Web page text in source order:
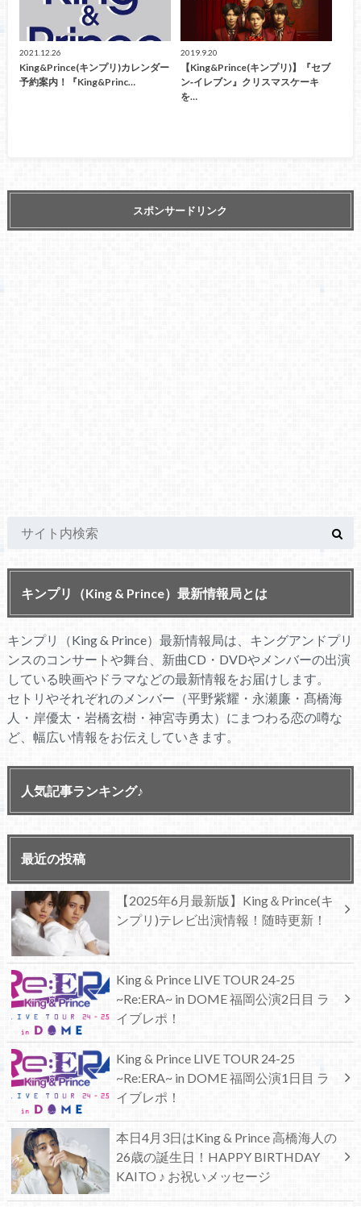
2021.12.26
King&Prince(キンプリ)カレンダー
予約案内！『King&Princ…
2019.9.20
【King&Prince(キンプリ)】『セブ
ン‐イレブン』クリスマスケーキ
を…
スポンサードリンク
キンプリ（King & Prince）最新情報局とは
キンプリ（King & Prince）最新情報局は、キングアンドプリ
ンスのコンサートや舞台、新曲CD・DVDやメンバーの出演
している映画やドラマなどの最新情報をお届けします。
セトリやそれぞれのメンバー（平野紫耀・永瀬廉・髙橋海
人・岸優太・岩橋玄樹・神宮寺勇太）にまつわる恋の噂な
ど、幅広い情報をお伝えしていきます。
人気記事ランキング♪
最近の投稿
【2025年6月最新版】King＆Prince(キ
ンプリ)テレビ出演情報！随時更新！
King & Prince LIVE TOUR 24-25
~Re:ERA~ in DOME 福岡公演2日目 ラ
イブレポ！
King & Prince LIVE TOUR 24-25
~Re:ERA~ in DOME 福岡公演1日目 ラ
イブレポ！
本日4月3日はKing & Prince 高橋海人の
26歳の誕生日！HAPPY BIRTHDAY
KAITO ♪ お祝いメッセージ